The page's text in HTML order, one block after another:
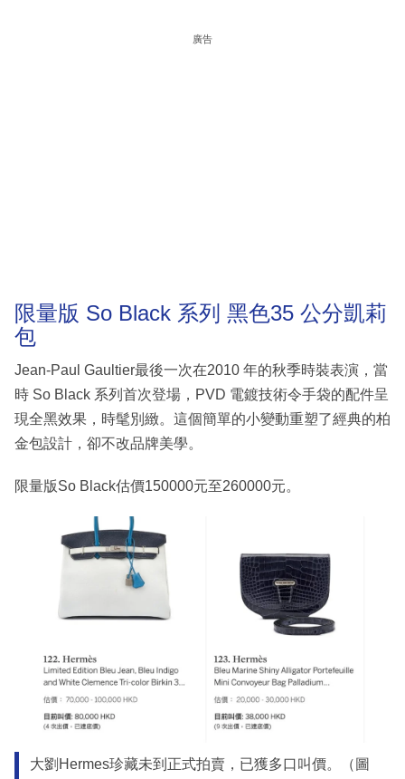
廣告
限量版 So Black 系列 黑色35 公分凱莉
包
Jean-Paul Gaultier最後一次在2010 年的秋季時裝表演，當
時 So Black 系列首次登場，PVD 電鍍技術令手袋的配件呈
現全黑效果，時髦別緻。這個簡單的小變動重塑了經典的柏
金包設計，卻不改品牌美學。
限量版So Black估價150000元至260000元。
大劉Hermes珍藏未到正式拍賣，已獲多口叫價。（圖